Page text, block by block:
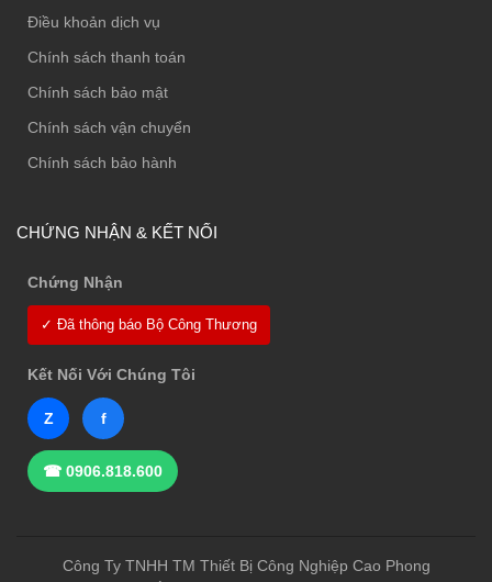
Điều khoản dịch vụ
Chính sách thanh toán
Chính sách bảo mật
Chính sách vận chuyển
Chính sách bảo hành
CHỨNG NHẬN & KẾT NỐI
Chứng Nhận
✓ Đã thông báo Bộ Công Thương
Kết Nối Với Chúng Tôi
Z f
☎ 0906.818.600
Công Ty TNHH TM Thiết Bị Công Nghiệp Cao Phong